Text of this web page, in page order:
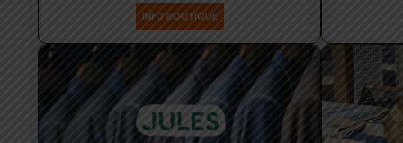
INFO BOUTIQUE